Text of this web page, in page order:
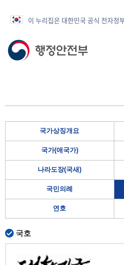
이 누리집은 대한민국 공식 전자정
국가상징개요
국가(애국가)
나라도장(국새)
국민의례
연호
국호